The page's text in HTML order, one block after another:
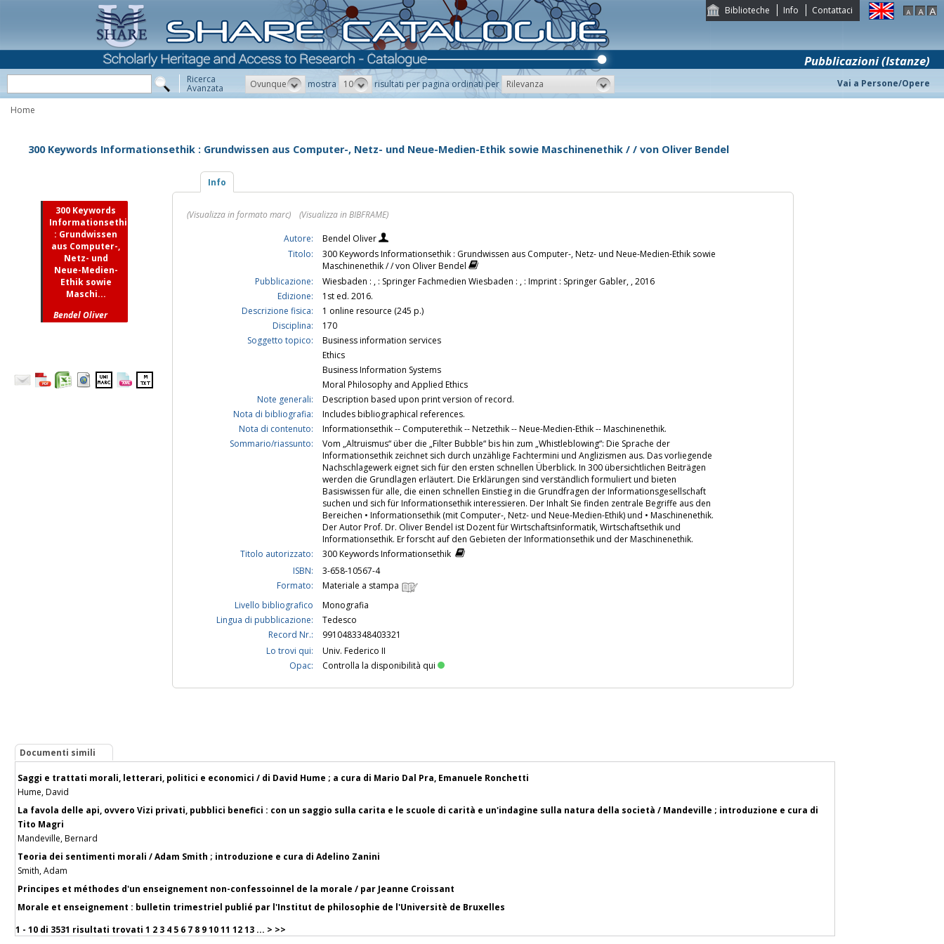
Biblioteche Info Contattaci
Pubblicazioni (Istanze)
Ricerca
Avanzata Ovunque mostra 10 risultati per pagina ordinati per Rilevanza Vai a Persone/Opere
Home
300 Keywords Informationsethik : Grundwissen aus Computer-, Netz- und Neue-Medien-Ethik sowie Maschinenethik / / von Oliver Bendel
300 Keywords
Informationsethik
: Grundwissen
aus Computer-,
Netz- und
Neue-Medien-
Ethik sowie
Maschi...
Bendel Oliver
Info
(Visualizza in formato marc)
(Visualizza in BIBFRAME)
Autore:
Bendel Oliver
Titolo:
300 Keywords Informationsethik : Grundwissen aus Computer-, Netz- und Neue-Medien-Ethik sowie
Maschinenethik / / von Oliver Bendel
Pubblicazione:
Wiesbaden : , : Springer Fachmedien Wiesbaden : , : Imprint : Springer Gabler, , 2016
Edizione:
1st ed. 2016.
Descrizione fisica:
1 online resource (245 p.)
Disciplina:
170
Soggetto topico:
Business information services
Ethics
Business Information Systems
Moral Philosophy and Applied Ethics
Note generali:
Description based upon print version of record.
Nota di bibliografia:
Includes bibliographical references.
Nota di contenuto:
Informationsethik -- Computerethik -- Netzethik -- Neue-Medien-Ethik -- Maschinenethik.
Sommario/riassunto:
Vom „Altruismus“ über die „Filter Bubble“ bis hin zum „Whistleblowing“: Die Sprache der
Informationsethik zeichnet sich durch unzählige Fachtermini und Anglizismen aus. Das vorliegende
Nachschlagewerk eignet sich für den ersten schnellen Überblick. In 300 übersichtlichen Beiträgen
werden die Grundlagen erläutert. Die Erklärungen sind verständlich formuliert und bieten
Basiswissen für alle, die einen schnellen Einstieg in die Grundfragen der Informationsgesellschaft
suchen und sich für Informationsethik interessieren. Der Inhalt Sie finden zentrale Begriffe aus den
Bereichen • Informationsethik (mit Computer-, Netz- und Neue-Medien-Ethik) und • Maschinenethik.
Der Autor Prof. Dr. Oliver Bendel ist Dozent für Wirtschaftsinformatik, Wirtschaftsethik und
Informationsethik. Er forscht auf den Gebieten der Informationsethik und der Maschinenethik.
Titolo autorizzato:
300 Keywords Informationsethik
ISBN:
3-658-10567-4
Formato:
Materiale a stampa
Livello bibliografico
Monografia
Lingua di pubblicazione:
Tedesco
Record Nr.:
9910483348403321
Lo trovi qui:
Univ. Federico II
Opac:
Controlla la disponibilità qui
Documenti simili
Saggi e trattati morali, letterari, politici e economici / di David Hume ; a cura di Mario Dal Pra, Emanuele Ronchetti
Hume, David
La favola delle api, ovvero Vizi privati, pubblici benefici : con un saggio sulla carita e le scuole di carità e un'indagine sulla natura della società / Mandeville ; introduzione e cura di
Tito Magri
Mandeville, Bernard
Teoria dei sentimenti morali / Adam Smith ; introduzione e cura di Adelino Zanini
Smith, Adam
Principes et méthodes d'un enseignement non-confessoinnel de la morale / par Jeanne Croissant
Morale et enseignement : bulletin trimestriel publié par l'Institut de philosophie de l'Universitè de Bruxelles
1 - 10 di 3531 risultati trovati 1 2 3 4 5 6 7 8 91011 1213 ... > >>